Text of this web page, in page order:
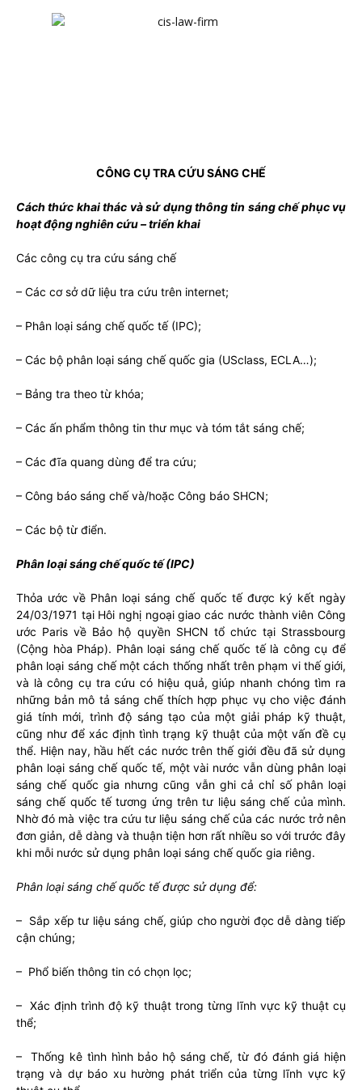
CÔNG CỤ TRA CỨU SÁNG CHẾ
Cách thức khai thác và sử dụng thông tin sáng chế phục vụ
hoạt động nghiên cứu – triển khai
Các công cụ tra cứu sáng chế
– Các cơ sở dữ liệu tra cứu trên internet;
– Phân loại sáng chế quốc tế (IPC);
– Các bộ phân loại sáng chế quốc gia (USclass, ECLA…);
– Bảng tra theo từ khóa;
– Các ấn phẩm thông tin thư mục và tóm tắt sáng chế;
– Các đĩa quang dùng để tra cứu;
– Công báo sáng chế và/hoặc Công báo SHCN;
– Các bộ từ điển.
Phân loại sáng chế quốc tế (IPC)
Thỏa ước về Phân loại sáng chế quốc tế được ký kết ngày
24/03/1971 tại Hôi nghị ngoại giao các nước thành viên Công
ước Paris về Bảo hộ quyền SHCN tổ chức tại Strassbourg
(Cộng hòa Pháp). Phân loại sáng chế quốc tế là công cụ để
phân loại sáng chế một cách thống nhất trên phạm vi thế giới,
và là công cụ tra cứu có hiệu quả, giúp nhanh chóng tìm ra
những bản mô tả sáng chế thích hợp phục vụ cho việc đánh
giá tính mới, trình độ sáng tạo của một giải pháp kỹ thuật,
cũng như để xác định tình trạng kỹ thuật của một vấn đề cụ
thể. Hiện nay, hầu hết các nước trên thế giới đều đã sử dụng
phân loại sáng chế quốc tế, một vài nước vẫn dùng phân loại
sáng chế quốc gia nhưng cũng vẫn ghi cả chỉ số phân loại
sáng chế quốc tế tương ứng trên tư liệu sáng chế của mình.
Nhờ đó mà việc tra cứu tư liệu sáng chế của các nước trở nên
đơn giản, dễ dàng và thuận tiện hơn rất nhiều so với trước đây
khi mỗi nước sử dụng phân loại sáng chế quốc gia riêng.
Phân loại sáng chế quốc tế được sử dụng để:
– Sắp xếp tư liệu sáng chế, giúp cho người đọc dễ dàng tiếp
cận chúng;
– Phổ biến thông tin có chọn lọc;
– Xác định trình độ kỹ thuật trong từng lĩnh vực kỹ thuật cụ
thể;
– Thống kê tình hình bảo hộ sáng chế, từ đó đánh giá hiện
trạng và dự báo xu hường phát triển của từng lĩnh vực kỹ